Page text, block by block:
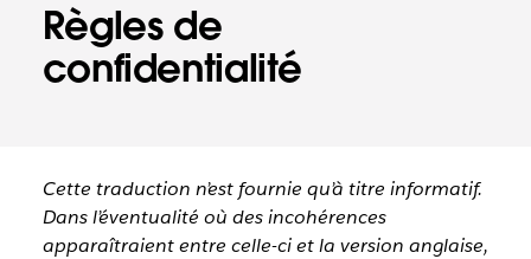
Règles de
confidentialité
Cette traduction n’est fournie qu’à titre informatif.
Dans l’éventualité où des incohérences
apparaîtraient entre celle-ci et la version anglaise,